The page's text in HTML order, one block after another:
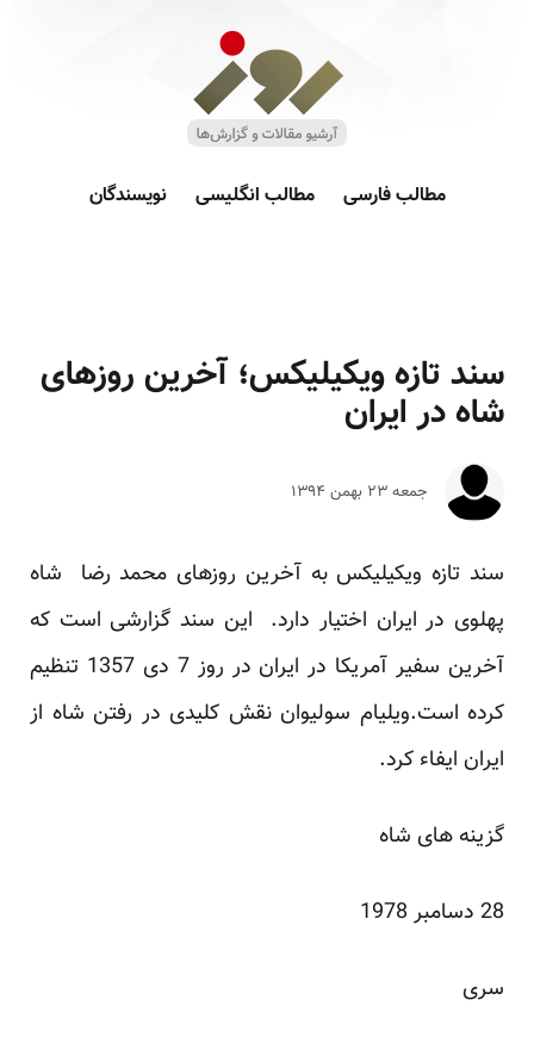
مطالب فارسی مطالب انگلیسی نویسندگان
سند تازه ویکیلیکس؛ آخرین روزهای
شاه در ایران
جمعه ۲۳ بهمن ۱۳۹۴
سند تازه ویکیلیکس به آخرین روزهای محمد رضا شاه
پهلوی در ایران اختیار دارد. این سند گزارشی است که
آخرین سفیر آمریکا در ایران در روز 7 دی 1357 تنظیم
کرده است.ویلیام سولیوان نقش کلیدی در رفتن شاه از
ایران ایفاء کرد.
گزینه های شاه
28 دسامبر 1978
سری